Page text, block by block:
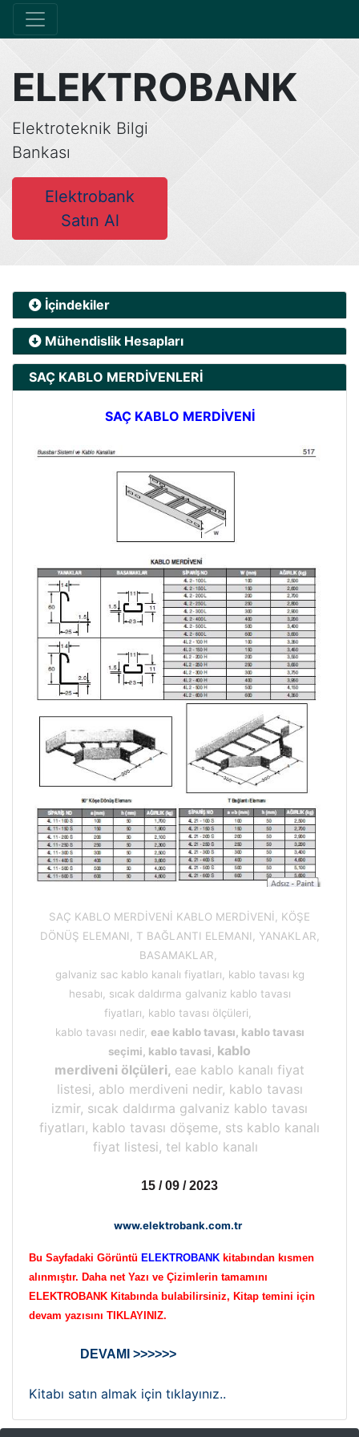
ELEKTROBANK
Elektroteknik Bilgi
Bankası
Elektrobank
Satın Al
İçindekiler
Mühendislik Hesapları
SAÇ KABLO MERDİVENLERİ
SAÇ KABLO MERDİVENİ
SAÇ KABLO MERDİVENİ KABLO MERDİVENİ, KÖŞE
DÖNÜŞ ELEMANI, T BAĞLANTI ELEMANI, YANAKLAR,
BASAMAKLAR,
galvaniz sac kablo kanalı fiyatları, kablo tavası kg
hesabı, sıcak daldırma galvaniz kablo tavası
fiyatları, kablo tavası ölçüleri,
kablo tavası nedir, eae kablo tavası, kablo tavası
seçimi, kablo tavasi, kablo
merdiveni ölçüleri, eae kablo kanalı fiyat
listesi, ablo merdiveni nedir, kablo tavası
izmir, sıcak daldırma galvaniz kablo tavası
fiyatları, kablo tavası döşeme, sts kablo kanalı
fiyat listesi, tel kablo kanalı
15 / 09 / 2023
www.elektrobank.com.tr
Bu Sayfadaki Görüntü ELEKTROBANK kitabından kısmen
alınmıştır. Daha net Yazı ve Çizimlerin tamamını
ELEKTROBANK Kitabında bulabilirsiniz, Kitap temini için
devam yazısını TIKLAYINIZ.
DEVAMI >>>>>>
Kitabı satın almak için tıklayınız..